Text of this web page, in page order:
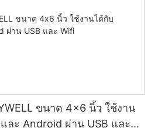
ขนาด 4x6 นิ้ว ใช้งาน
ละ Android ผ่าน USB และ